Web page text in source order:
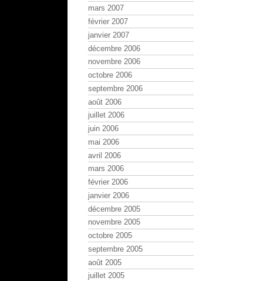
mars 2007
février 2007
janvier 2007
décembre 2006
novembre 2006
octobre 2006
septembre 2006
août 2006
juillet 2006
juin 2006
mai 2006
avril 2006
mars 2006
février 2006
janvier 2006
décembre 2005
novembre 2005
octobre 2005
septembre 2005
août 2005
juillet 2005